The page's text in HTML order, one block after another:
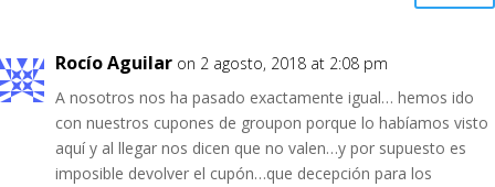
Rocío Aguilar on 2 agosto, 2018 at 2:08 pm
A nosotros nos ha pasado exactamente igual… hemos ido
con nuestros cupones de groupon porque lo habíamos visto
aquí y al llegar nos dicen que no valen…y por supuesto es
imposible devolver el cupón…que decepción para los